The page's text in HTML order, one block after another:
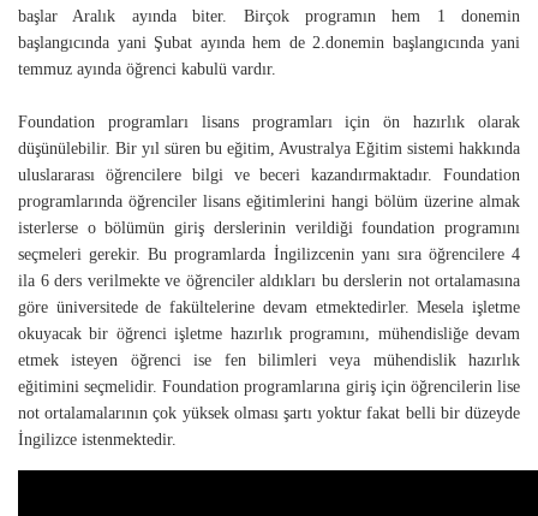
başlar Aralık ayında biter. Birçok programın hem 1 donemin
başlangıcında yani Şubat ayında hem de 2.donemin başlangıcında yani
temmuz ayında öğrenci kabulü vardır.
Foundation programları lisans programları için ön hazırlık olarak
düşünülebilir. Bir yıl süren bu eğitim, Avustralya Eğitim sistemi hakkında
uluslararası öğrencilere bilgi ve beceri kazandırmaktadır. Foundation
programlarında öğrenciler lisans eğitimlerini hangi bölüm üzerine almak
isterlerse o bölümün giriş derslerinin verildiği foundation programını
seçmeleri gerekir. Bu programlarda İngilizcenin yanı sıra öğrencilere 4
ila 6 ders verilmekte ve öğrenciler aldıkları bu derslerin not ortalamasına
göre üniversitede de fakültelerine devam etmektedirler. Mesela işletme
okuyacak bir öğrenci işletme hazırlık programını, mühendisliğe devam
etmek isteyen öğrenci ise fen bilimleri veya mühendislik hazırlık
eğitimini seçmelidir. Foundation programlarına giriş için öğrencilerin lise
not ortalamalarının çok yüksek olması şartı yoktur fakat belli bir düzeyde
İngilizce istenmektedir.